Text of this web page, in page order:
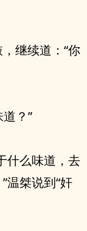
继续道：“你
？”
什么味道，去
温桀说到“奸